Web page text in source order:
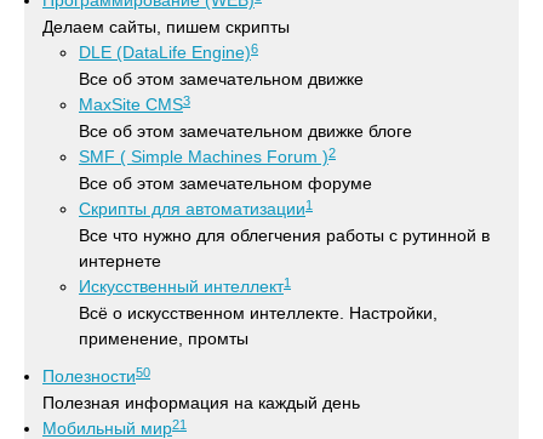
Делаем сайты, пишем скрипты
DLE (DataLife Engine)6
Все об этом замечательном движке
MaxSite CMS3
Все об этом замечательном движке блоге
SMF ( Simple Machines Forum )2
Все об этом замечательном форуме
Скрипты для автоматизации1
Все что нужно для облегчения работы с рутинной в
интернете
Искусственный интеллект1
Всё о искусственном интеллекте. Настройки,
применение, промты
Полезности50
Полезная информация на каждый день
Мобильный мир21